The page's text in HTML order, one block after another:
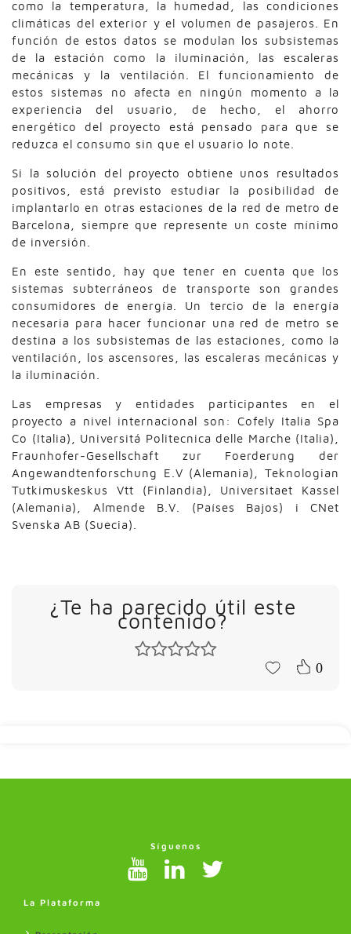
como la temperatura, la humedad, las condiciones
climáticas del exterior y el volumen de pasajeros. En
función de estos datos se modulan los subsistemas
de la estación como la iluminación, las escaleras
mecánicas y la ventilación. El funcionamiento de
estos sistemas no afecta en ningún momento a la
experiencia del usuario, de hecho, el ahorro
energético del proyecto está pensado para que se
reduzca el consumo sin que el usuario lo note.
Si la solución del proyecto obtiene unos resultados
positivos, está previsto estudiar la posibilidad de
implantarlo en otras estaciones de la red de metro de
Barcelona, siempre que represente un coste mínimo
de inversión.
En este sentido, hay que tener en cuenta que los
sistemas subterráneos de transporte son grandes
consumidores de energía. Un tercio de la energía
necesaria para hacer funcionar una red de metro se
destina a los subsistemas de las estaciones, como la
ventilación, los ascensores, las escaleras mecánicas y
la iluminación.
Las empresas y entidades participantes en el
proyecto a nivel internacional son: Cofely Italia Spa
Co (Italia), Universitá Politecnica delle Marche (Italia),
Fraunhofer-Gesellschaft zur Foerderung der
Angewandtenforschung E.V (Alemania), Teknologian
Tutkimuskeskus Vtt (Finlandia), Universitaet Kassel
(Alemania), Almende B.V. (Países Bajos) i CNet
Svenska AB (Suecia).
¿Te ha parecido útil este
contenido?
0
Síguenos
La Plataforma